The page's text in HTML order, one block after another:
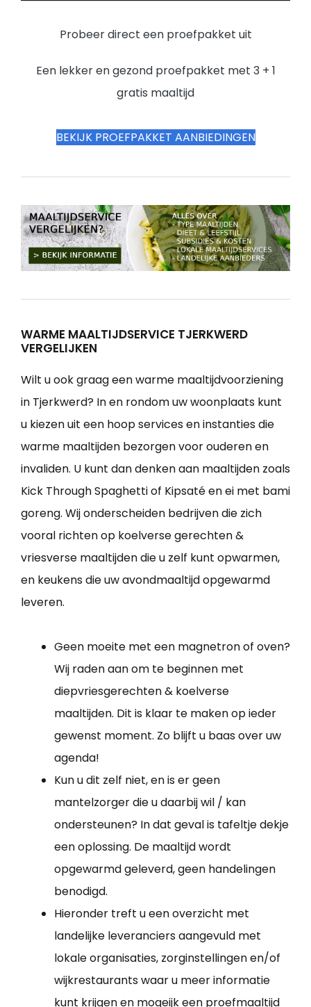
Probeer direct een proefpakket uit
Een lekker en gezond proefpakket met 3 + 1
gratis maaltijd
BEKIJK PROEFPAKKET AANBIEDINGEN
WARME MAALTIJDSERVICE TJERKWERD
VERGELIJKEN
Wilt u ook graag een warme maaltijdvoorziening
in Tjerkwerd? In en rondom uw woonplaats kunt
u kiezen uit een hoop services en instanties die
warme maaltijden bezorgen voor ouderen en
invaliden. U kunt dan denken aan maaltijden zoals
Kick Through Spaghetti of Kipsaté en ei met bami
goreng. Wij onderscheiden bedrijven die zich
vooral richten op koelverse gerechten &
vriesverse maaltijden die u zelf kunt opwarmen,
en keukens die uw avondmaaltijd opgewarmd
leveren.
Geen moeite met een magnetron of oven?
Wij raden aan om te beginnen met
diepvriesgerechten & koelverse
maaltijden. Dit is klaar te maken op ieder
gewenst moment. Zo blijft u baas over uw
agenda!
Kun u dit zelf niet, en is er geen
mantelzorger die u daarbij wil / kan
ondersteunen? In dat geval is tafeltje dekje
een oplossing. De maaltijd wordt
opgewarmd geleverd, geen handelingen
benodigd.
Hieronder treft u een overzicht met
landelijke leveranciers aangevuld met
lokale organisaties, zorginstellingen en/of
wijkrestaurants waar u meer informatie
kunt krijgen en mogeijk een proefmaaltijd